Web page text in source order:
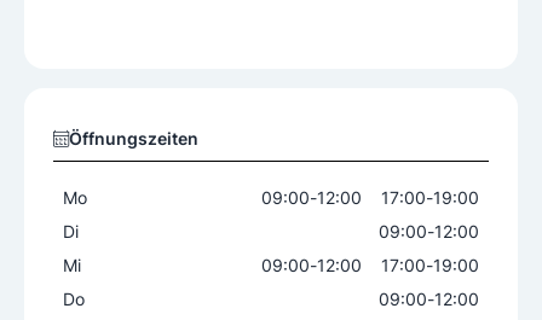
Öffnungszeiten
Mo 09:00-12:00 17:00-19:00
Di
09:00-12:00
Mi
09:00-12:00 17:00-19:00
Do
09:00-12:00